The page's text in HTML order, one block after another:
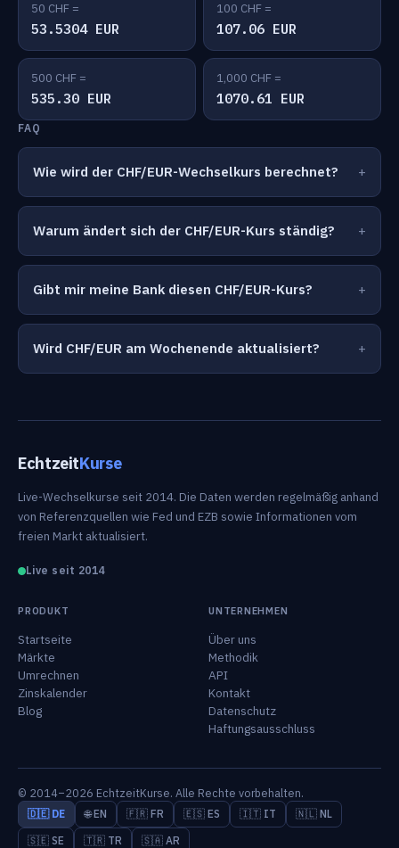
50 CHF =
53.5304 EUR
100 CHF =
107.06 EUR
500 CHF =
535.30 EUR
1,000 CHF =
1070.61 EUR
FAQ
Wie wird der CHF/EUR-Wechselkurs berechnet?
Warum ändert sich der CHF/EUR-Kurs ständig?
Gibt mir meine Bank diesen CHF/EUR-Kurs?
Wird CHF/EUR am Wochenende aktualisiert?
EchtzeitKurse
Live-Wechselkurse seit 2014. Die Daten werden regelmäßig anhand
von Referenzquellen wie Fed und EZB sowie Informationen vom
freien Markt aktualisiert.
Live seit 2014
PRODUKT
Startseite
Märkte
Umrechnen
Zinskalender
Blog
UNTERNEHMEN
Über uns
Methodik
API
Kontakt
Datenschutz
Haftungsausschluss
© 2014–2026 EchtzeitKurse. Alle Rechte vorbehalten.
🇩🇪 DE 🌐 EN 🇫🇷 FR 🇪🇸 ES 🇮🇹 IT
🇳🇱 NL
🇸🇪 SE
🇹🇷 TR 🇸🇦 AR